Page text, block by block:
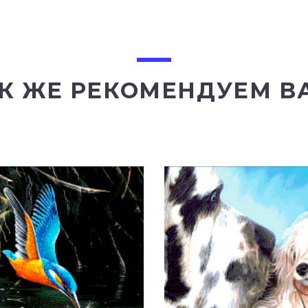
ЖЕ РЕКОМЕНДУЕМ